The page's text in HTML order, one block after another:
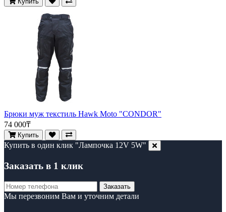
Брюки муж текстиль Hawk Moto "CONDOR"
74 000₸
Купить
Купить в один клик "Лампочка 12V 5W"
Заказать в 1 клик
Заказать
Мы перезвоним Вам и уточним детали